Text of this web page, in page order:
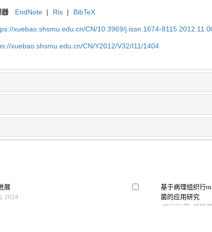
器 EndNote | Ris | BibTeX
xuebao.shsmu.edu.cn/CN/10.3969/j.issn.1674-
xuebao.shsmu.edu.cn/CN/Y2012/V32/I11/1404
展
2024
基于病理组织行
菌的应用研究
姚利利 等, 蚌埠